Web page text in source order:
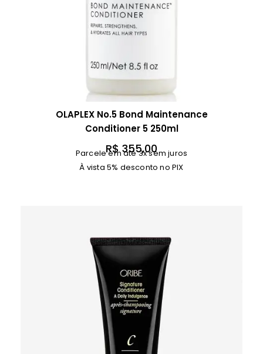
OLAPLEX No.5 Bond Maintenance
Conditioner 5 250ml
R$355,00
Parcele em até 3x sem juros
À vista 5% desconto no PIX